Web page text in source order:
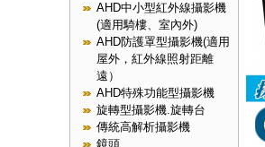
AHD中小型紅外線攝影機
(適用騎樓、室內外)
AHD防護罩型攝影機(適用
屋外，紅外線照射距離
遠）
AHD特殊功能型攝影機
旋轉型攝影機.旋轉台
傳統高解析攝影機
鏡頭